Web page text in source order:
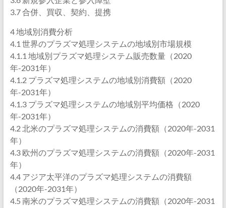
3.7 合併、買収、契約、提携
4 地域別消費分析
4.1 世界のプラズマ処理システムの地域別市場規模
4.1.1 地域別プラズマ処理システム販売数量（2020
年-2031年）
4.1.2 プラズマ処理システムの地域別消費額（2020
年-2031年）
4.1.3 プラズマ処理システムの地域別平均価格（2020
年-2031年）
4.2 北米のプラズマ処理システムの消費額（2020年-2031
年）
4.3 欧州のプラズマ処理システムの消費額（2020年-2031
年）
4.4 アジア太平洋のプラズマ処理システムの消費額
（2020年-2031年）
4.5 南米のプラズマ処理システムの消費額（2020年-2031